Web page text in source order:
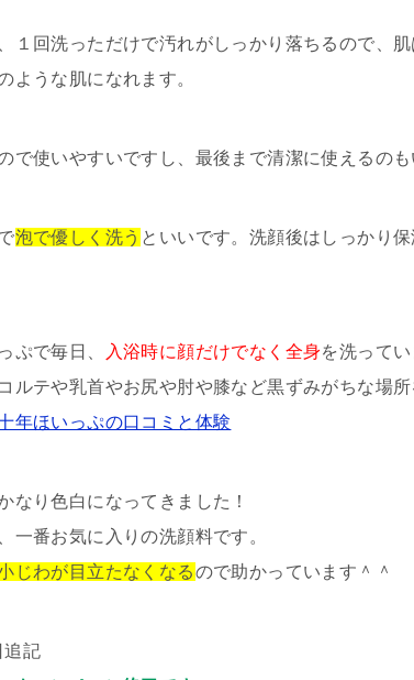
１回洗っただけで汚れがしっかり落ちるので、
ような肌になれます。
で使いやすいですし、最後まで清潔に使えるのも
泡で優しく洗う といいです。洗顔後はしっかり
ぷで毎日、 入浴時に顔だけでなく全身を洗ってい
ルテや乳首やお尻や肘や膝など黒ずみがちな場所
年ほいっぷの口コミと体験
なり色白になってきました！
一番お気に入りの洗顔料です。
じわが目立たなくなるので助かっています＾＾
追記